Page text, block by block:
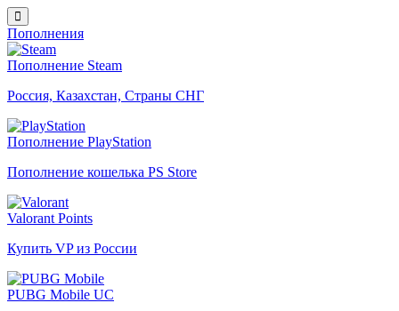
Пополнения
Пополнение Steam
Россия, Казахстан, Страны СНГ
Пополнение PlayStation
Пополнение кошелька PS Store
Valorant Points
Купить VP из России
PUBG Mobile UC